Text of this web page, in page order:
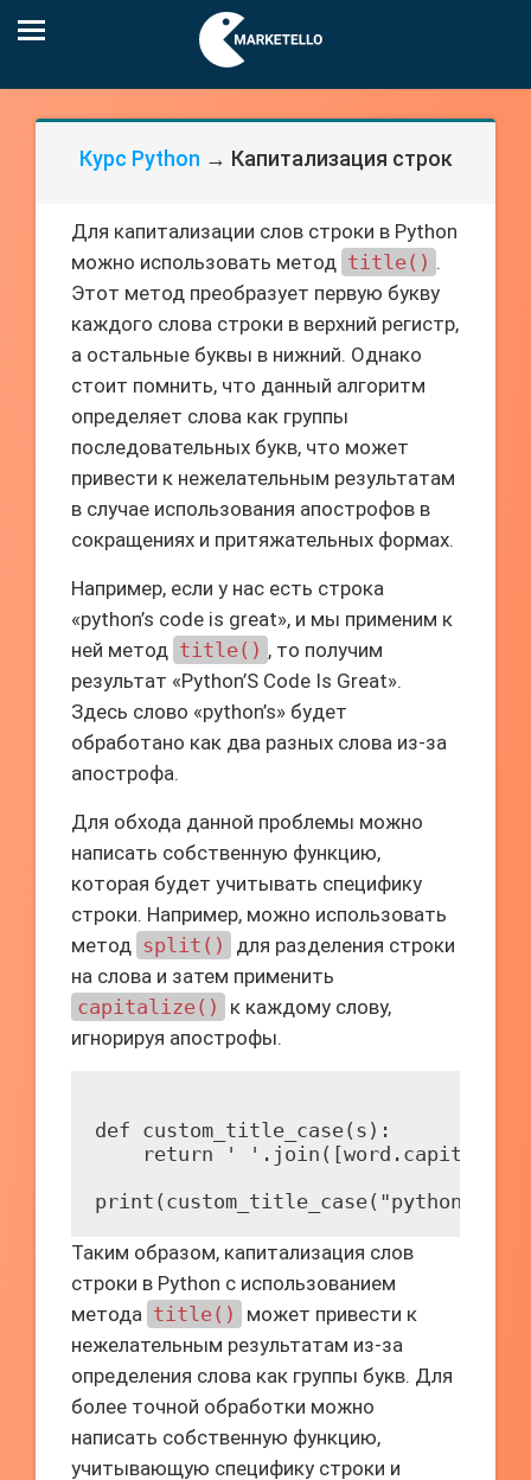
Курс Python → Капитализация строк
Для капитализации слов строки в Python
можно использовать метод title() .
Этот метод преобразует первую букву
каждого слова строки в верхний регистр,
а остальные буквы в нижний. Однако
стоит помнить, что данный алгоритм
определяет слова как группы
последовательных букв, что может
привести к нежелательным результатам
в случае использования апострофов в
сокращениях и притяжательных формах.
Например, если у нас есть строка
«python’s code is great», и мы применим к
ней метод title() , то получим
результат «Python’S Code Is Great».
Здесь слово «python’s» будет
обработано как два разных слова из-за
апострофа.
Для обхода данной проблемы можно
написать собственную функцию,
которая будет учитывать специфику
строки. Например, можно использовать
метод split()
для разделения строки
на слова и затем применить
capitalize()
к каждому слову,
игнорируя апострофы.
def custom_title_case(s):
return '
Таким образом, капитализация слов
строки в Python с использованием
метода title()
может привести к
нежелательным результатам из-за
определения слова как группы букв. Для
более точной обработки можно
написать собственную функцию,
учитывающую специфику строки и